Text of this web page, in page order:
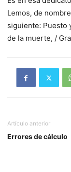
Lemos, de
siguiente: Puesto
de la muerte, /
Artículo anterior
Errores de cálculo